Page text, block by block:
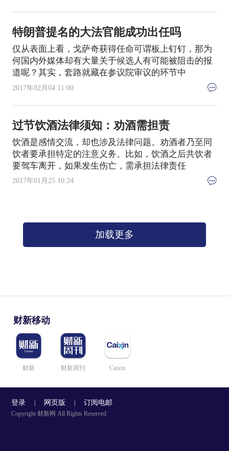
特朗普提名的大法官能成功出任吗
仅从表面上看，戈萨奇获得任命可谓板上钉钉，那为
何国内外媒体却有大量关于候选人有可能被阻击的报
道呢？其实，套路就藏在参议院审议的环节中
2017年02月04 11:00
过节饮酒法律须知：劝酒需担责
饮酒是感情交流，却也涉及法律问题。劝酒者乃至同
饮者要承担特定的注意义务。比如，饮酒之后共饮者
要驾车离开，如果发生伤亡，需承担法律责任
2017年01月25 10:24
加载更多
财新移动
财新 财新周刊 Caixin
登录 网页版 订阅电邮
Copyright 财新网 All Rights Reserved